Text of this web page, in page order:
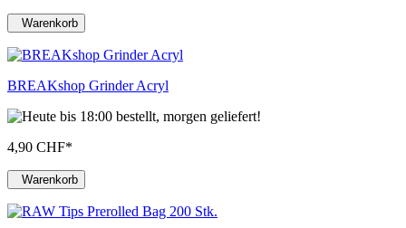
Warenkorb
BREAKshop Grinder Acryl
4,90 CHF*
Warenkorb